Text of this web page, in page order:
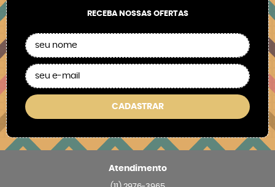
RECEBA NOSSAS OFERTAS
CADASTRAR
Atendimento